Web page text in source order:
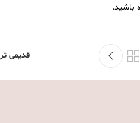
باشید.
قدیمی تر